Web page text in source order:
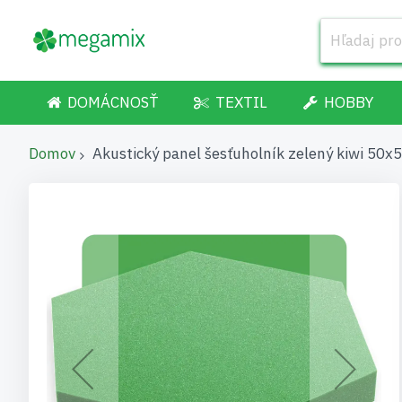
DOMÁCNOSŤ TEXTIL HOBBY
Domov Akustický panel šesťuholník zelený kiwi
obrázkov